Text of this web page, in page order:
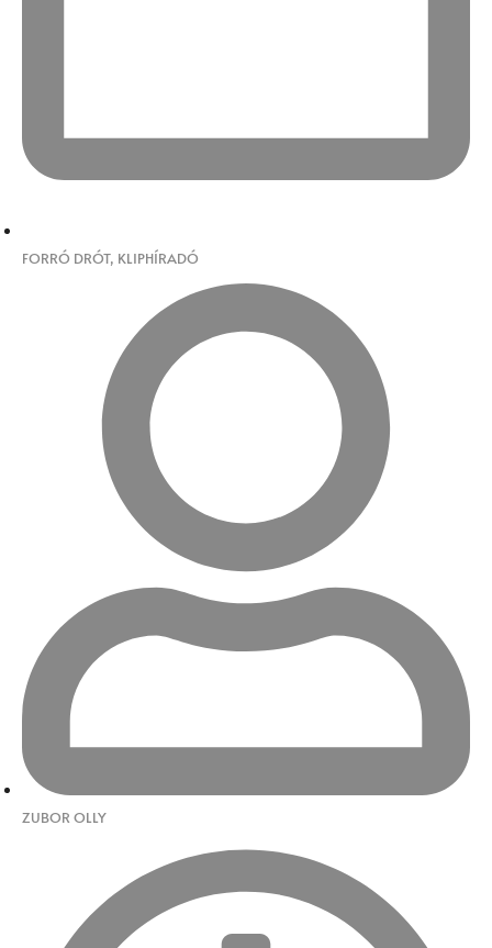
FORRÓ DRÓT, KLIPHÍRADÓ
ZUBOR OLLY